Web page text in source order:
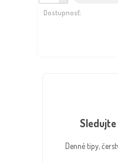
Dostupnosť:
Sledujte
Denné tipy,